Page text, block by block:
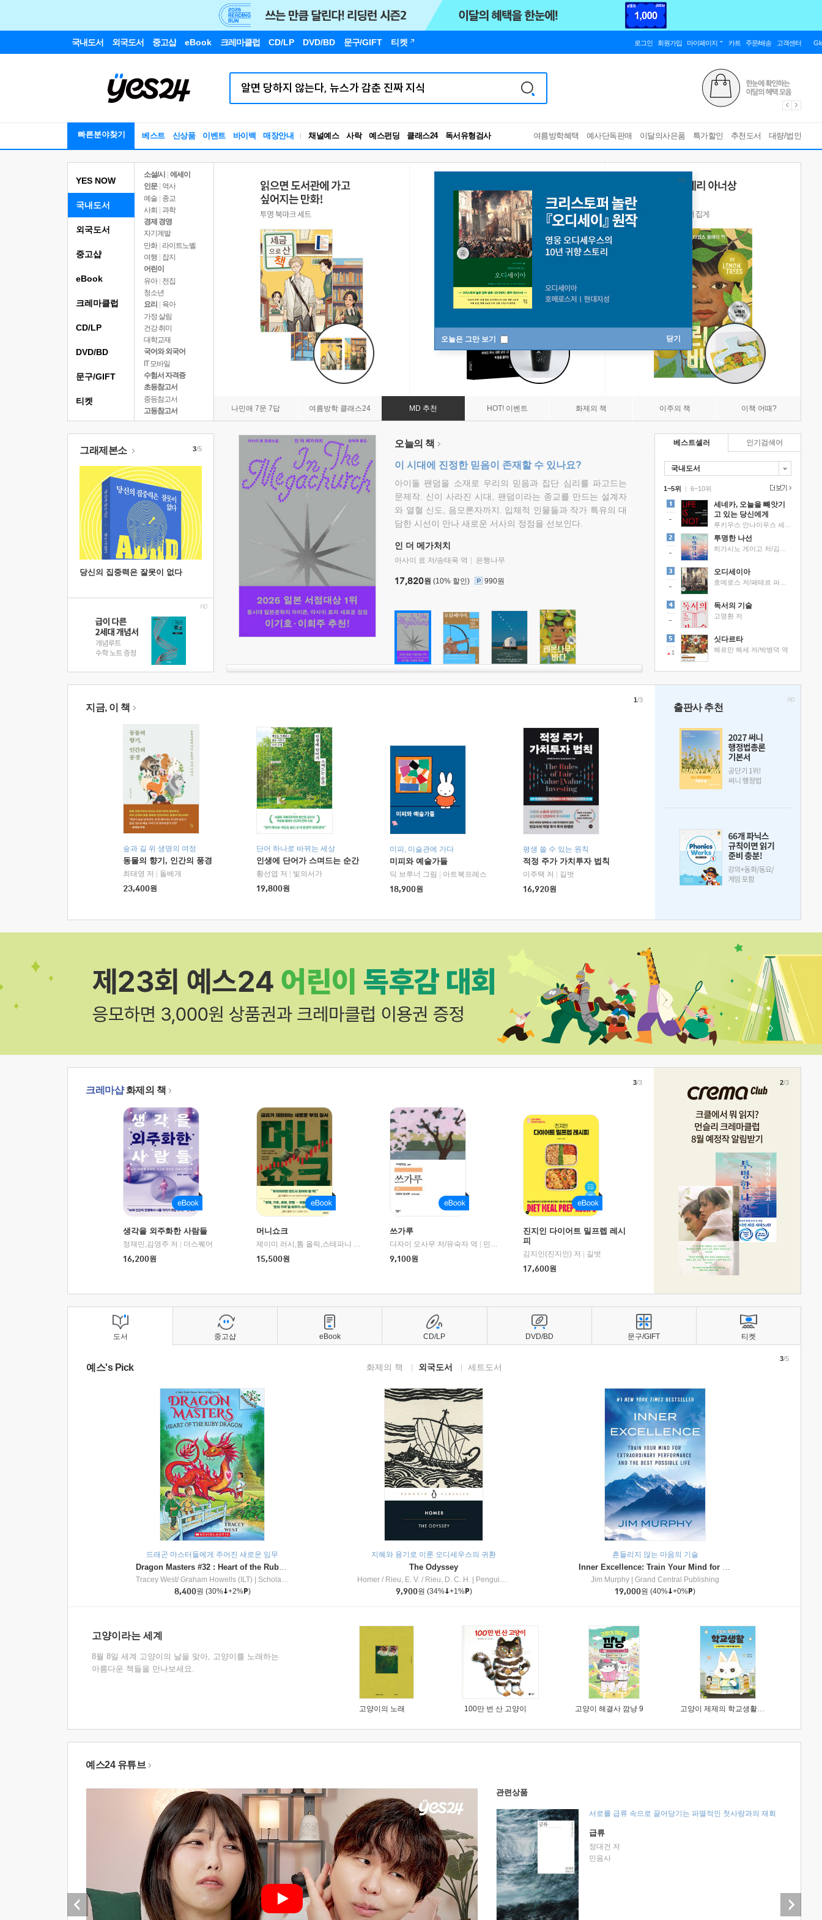
국내도서 외국도서 중고샵 eBook 크레마클럽 CD/LP DVD/BD 문구/GIFT 티켓 로그인 회원가입 마이페이지 카트 주문/배송 고객센터
빠른분야찾기 베스트 신상품 이벤트 바이백 매장안내 채널예스 사락 예스펀딩 클래스24 독서유형검사
RBTI Lab
여름방학혜택 예사단독판매 이달의사은품 특가할인 추천도서 대량/법인
오늘은 그만 보기 닫기
YES NOW
국내도서
소설/시
에세이
인문
역사
예술 | 종교
사회 | 과학
경제 경영
자기계발
만화 | 라이트노벨
여행
잡지
어린이
유아 | 전집
청소년
요리
육아
가정 살림
건강 취미
대학교재
국어와 외국어
IT 모바일
수험서 자격증
초등참고서
중등참고서
고등참고서
나민애 7문 7답 여름방학 클래스24 MD 추천 HOT! 이벤트 화제의 책 이주의 책 이책 어때?
외국도서
중고샵
eBook
크레마클럽
CD/LP
DVD/BD
문구/GIFT
티켓
그래제본소
당신의 집중력은 잘못이 없다
3/5 오늘의 책
이 시대에 진정한 믿음이 존재할 수 있나요?
아이돌 팬덤을 소재로 우리의 믿음과 집단 심리를 파고드는
문제작. 신이 사라진 시대, 팬덤이라는 종교를 만드는 설계자
와 열혈 신도, 음모론자까지. 입체적 인물들과 작가 특유의 대
담한 시선이 만나 새로운 서사의 정점을 선보인다.
인 더 메가처치
아사이 료 저/송태욱 역 은행나무
17,820원 (10% 할인) 990원
베스트셀러
국내도서
1~5위 |
세네카, 오늘을 빼앗기
고 있는 당신에게
투명한 나선
오디세이아
독서의 기술
고명환 저
1
싯다르타
헤르만 헤세 저/박병덕 역
6~10위
인기검색어
지금, 이 책
숲과 길 위 생명의 여정
동물의 향기, 인간의 풍경
최태영 저
돌베개
23,400원
단어 하나로 바뀌는 세상
인생에 단어가 스며드는 순간
황선엽 저
빛의서가
19,800원
미피, 미술관에 가다
미피와 예술가들
딕 브루너 그림
아트북프레스
18,900원
평생 쓸 수 있는 원칙
적정 주가 가치투자 법칙
이주택 저
길벗
16,920원
1/3
출판사 추천
크레마샵화제의 책
생각을 외주화한 사람들
정재민,김영주 저
더스퀘어
16,200원
머니쇼크
제이미 러시,톰 올릭,스테파니 플랜더스 편저/임경은 역/박정호 감수 |
교보문고
15,500원
쓰가루
다자이 오사무 저/유숙자 역
민음사
9,100원
진지인 다이어트 밀프렙 레시
피
김지인(진지인) 저
길벗
17,600원
3/3 2/3
도서
예스's Pick 화제의 책 외국도서 세트도서
드래곤 마스터들에게 주어진 새로운 임무
Dragon Masters #32 : Heart of the Ruby Dragon (A Branches Book)
Tracey West/ Graham Howells (ILT)
Scholastic Inc
8,400원 (30% +2% )
지혜와 용기로 이룬 오디세우스의 귀환
The Odyssey
Homer / Rieu, E. V. / Rieu, D. C. H.
Penguin Group
9,900원 (34% +1% )
흔들리지 않는 마음의 기술
Inner Excellence: Train Your Mind for Extraordinary Performance and the Best Possible Life
Jim Murphy
Grand Central Publishing
19,000원 (40% +0% )
3/5
고양이라는 세계
8월 8일 세계 고양이의 날을 맞아, 고양이를 노래하는
아름다운 책들을 만나보세요.
고양이의 노래 100만 번 산 고양이 고양이 해결사 깜냥 9 고양이 제제의 학교생활 1 : 초등학생이 이렇게 힘들 줄이야
중고샵 eBook CD/LP DVD/BD 문구/GIFT 티켓
예스24 유튜브
관련상품
서로를 급류 속으로 끌어당기는 파멸적인 첫사랑과의 재회
급류
정대건 저
민음사